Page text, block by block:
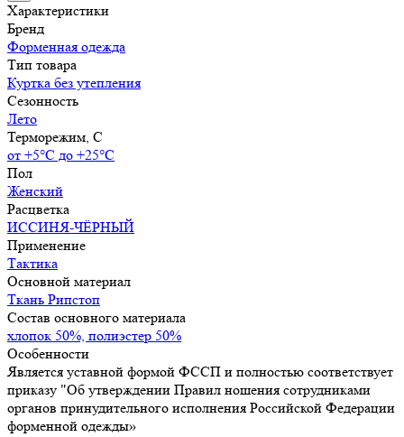
Характеристики
Бренд
Форменная одежда
Тип товара
Куртка без утепления
Сезонность
Лето
Терморежим, C
от +5°С до +25°С
Пол
Женский
Расцветка
ИССИНЯ-ЧЁРНЫЙ
Применение
Тактика
Основной материал
Ткань Рипстоп
Состав основного материала
хлопок 50%, полиэстер 50%
Особенности
Является уставной формой ФССП и полностью соответствует
приказу "Об утверждении Правил ношения сотрудниками
органов принудительного исполнения Российской Федерации
форменной одежды»